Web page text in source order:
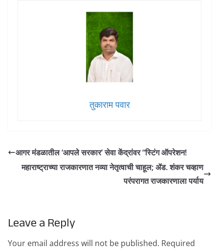
तुकाराम पवार
आगर मंडळातील ‘आपले सरकार’ सेवा केंद्रांवर “स्टिंग ऑपरेशन!
महाराष्ट्राच्या राजकारणात नव्या नेतृत्वाची चाहूल; ॲड. शंकर चव्हाण
परंपरागत राजकारणाला पर्याय
Leave a Reply
Your email address will not be published. Required